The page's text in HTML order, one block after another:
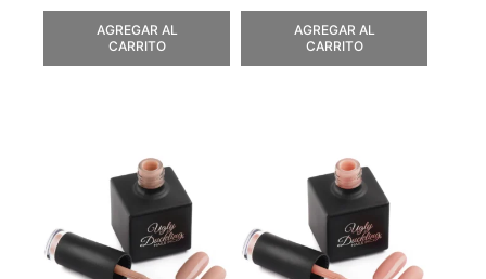
AGREGAR AL
CARRITO
AGREGAR AL
CARRITO